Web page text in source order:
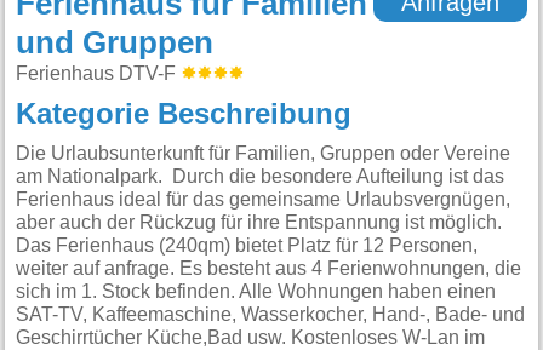
und Gruppen
Ferienhaus DTV-F
Kategorie Beschreibung
Die Urlaubsunterkunft für Familien, Gruppen oder Vereine
am Nationalpark. Durch die besondere Aufteilung ist das
Ferienhaus ideal für das gemeinsame Urlaubsvergnügen,
aber auch der Rückzug für ihre Entspannung ist möglich.
Das Ferienhaus (240qm) bietet Platz für 12 Personen,
weiter auf anfrage. Es besteht aus 4 Ferienwohnungen, die
sich im 1. Stock befinden. Alle Wohnungen haben einen
SAT-TV, Kaffeemaschine, Wasserkocher, Hand-, Bade- und
Geschirrtücher Küche,Bad usw. Kostenloses W-Lan im